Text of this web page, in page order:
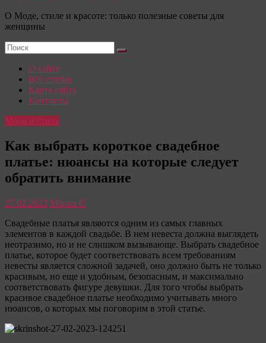
О Моде, стиле и красоте: только полезные советы для
женщины
О сайте
Все статьи
Карта сайта
Контакты
Мода и стиль
Как выбрать короткое свадебное
платье: нюансы на которые следует
обратить внимание
27.02.2023 Мария С
Свадебные платья являются одним из самых главных
элементов в каждой свадьбе. В нем невеста должна выглядеть
неотразимо, но и не слишком вызывающе. Выбрать свадебное
платье, которое будет соответствовать всем требованиям
невесты является сложной задачей, оно должно быть не только
красивым, но еще и удобным, безопасным, и максимально
соответствовать фигуре девушки. Для того чтобы выбрать
красивое свадебное платье необходимо учитывать много
нюансов, о которых мы поговорим в этой статье.